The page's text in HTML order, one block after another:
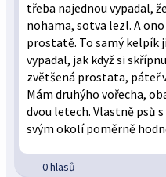
třeba najednou vypadal,
nohama, sotva lezl. A
prostatě. To samý kelpík
vypadal, jak když si
zvětšená prostata, páteř
Mám druhýho vořecha,
dvou letech. Vlastně psů
svým okolí poměrně
0 hlasů